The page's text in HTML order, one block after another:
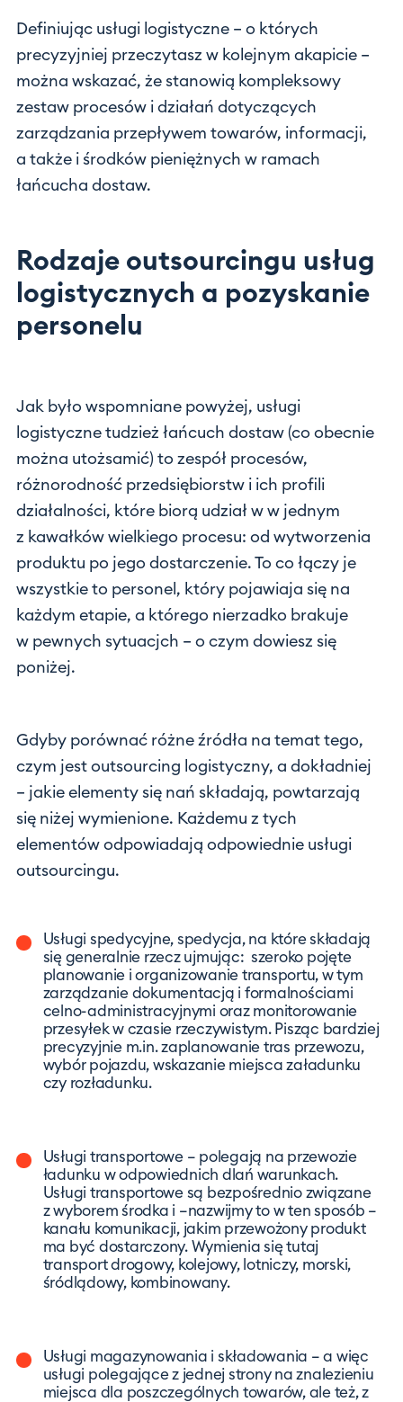
Definiując usługi logistyczne – o których
precyzyjniej przeczytasz w kolejnym akapicie –
można wskazać, że stanowią kompleksowy
zestaw procesów i działań dotyczących
zarządzania przepływem towarów, informacji,
a także i środków pieniężnych w ramach
łańcucha dostaw.
Rodzaje outsourcingu usług
logistycznych a pozyskanie
personelu
Jak było wspomniane powyżej, usługi
logistyczne tudzież łańcuch dostaw (co obecnie
można utożsamić) to zespół procesów,
różnorodność przedsiębiorstw i ich profili
działalności, które biorą udział w w jednym
z kawałków wielkiego procesu: od wytworzenia
produktu po jego dostarczenie. To co łączy je
wszystkie to personel, który pojawiaja się na
każdym etapie, a którego nierzadko brakuje
w pewnych sytuacjch – o czym dowiesz się
poniżej.
Gdyby porównać różne źródła na temat tego,
czym jest outsourcing logistyczny, a dokładniej
– jakie elementy się nań składają, powtarzają
się niżej wymienione. Każdemu z tych
elementów odpowiadają odpowiednie usługi
outsourcingu.
Usługi spedycyjne, spedycja, na które składają
się generalnie rzecz ujmując: szeroko pojęte
planowanie i organizowanie transportu, w tym
zarządzanie dokumentacją i formalnościami
celno-administracyjnymi oraz monitorowanie
przesyłek w czasie rzeczywistym. Pisząc bardziej
precyzyjnie m.in. zaplanowanie tras przewozu,
wybór pojazdu, wskazanie miejsca załadunku
czy rozładunku.
Usługi transportowe – polegają na przewozie
ładunku w odpowiednich dlań warunkach.
Usługi transportowe są bezpośrednio związane
z wyborem środka i –nazwijmy to w ten sposób –
kanału komunikacji, jakim przewożony produkt
ma być dostarczony. Wymienia się tutaj
transport drogowy, kolejowy, lotniczy, morski,
śródlądowy, kombinowany.
Usługi magazynowania i składowania – a więc
usługi polegające z jednej strony na znalezieniu
miejsca dla poszczególnych towarów, ale też, z